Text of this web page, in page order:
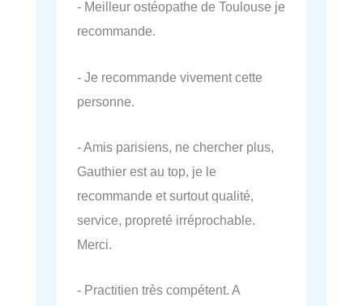
- Meilleur ostéopathe de Toulouse je
recommande.
- Je recommande vivement cette
personne.
- Amis parisiens, ne chercher plus,
Gauthier est au top, je le
recommande et surtout qualité,
service, propreté irréprochable.
Merci.
- Practitien très compétent. A